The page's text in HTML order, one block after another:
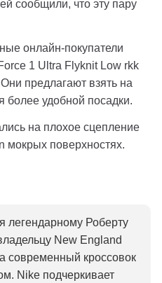
сообщили, что эту пару
онлайн-покупатели
1 Ultra Flyknit Low rkk
предлагают взять на
удобной посадки.
на плохое сцепление
мокрых поверхностях.
легендарному Роберту
New England
современный кроссовок
Nike подчеркивает